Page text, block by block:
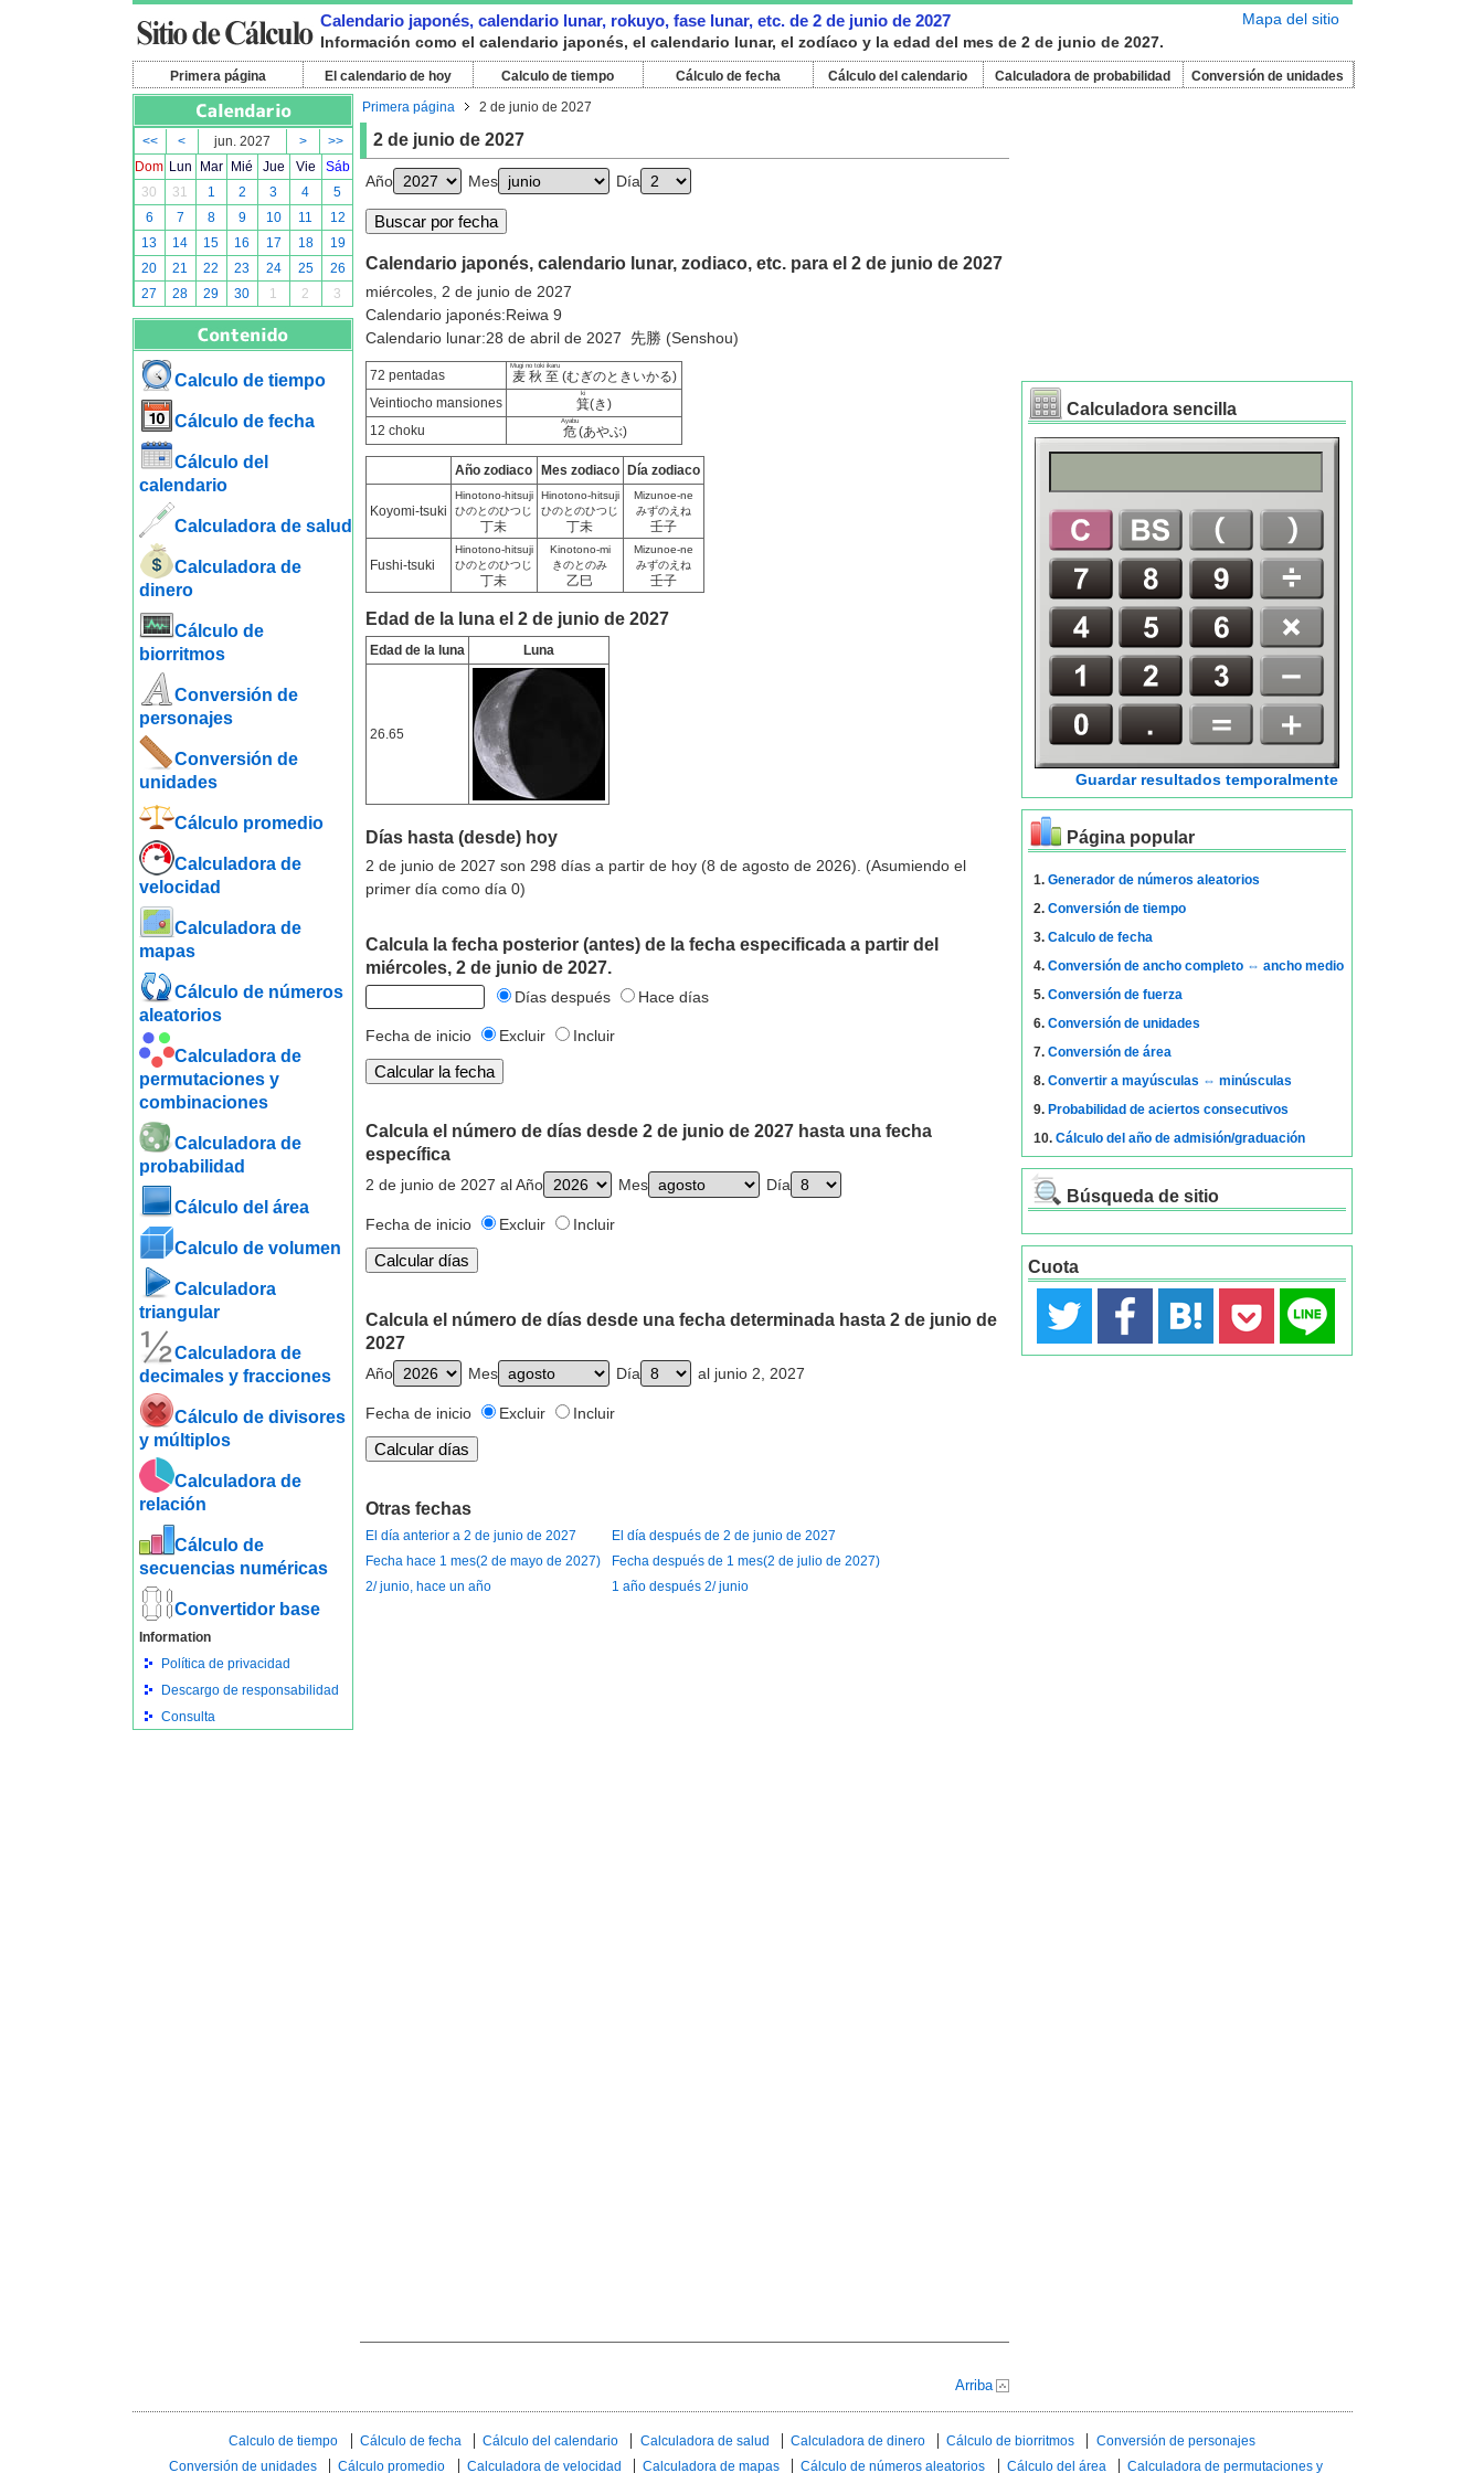
Mapa del sitio
Calendario japonés, calendario lunar, rokuyo, fase lunar, etc. de 2 de junio de 2027
Información como el calendario japonés, el calendario lunar, el zodíaco y la edad del mes de 2 de junio de 2027.
Primera página El calendario de hoy Calculo de tiempo Cálculo de fecha Cálculo del calendario Calculadora de probabilidad Conversión de unidades
<< < jun. 2027 >
>>
Dom Lun Mar Mié Jue Vie
Sáb
30
31 1 2 3 4
5
6
7 8 9 10 11
12
13
14 15 16 17 18
19
20
21 22 23 24 25
26
27
28 29 30 1 2 3
Calculo de tiempo
Cálculo de fecha
Cálculo del
calendario
Calculadora de salud
Calculadora de
dinero
Cálculo de
biorritmos
Conversión de
personajes
Conversión de
unidades
Cálculo promedio
Calculadora de
velocidad
Calculadora de
mapas
Cálculo de números
aleatorios
Calculadora de
permutaciones y
combinaciones
Calculadora de
probabilidad
Cálculo del área
Calculo de volumen
Calculadora
triangular
Calculadora de
decimales y fracciones
Cálculo de divisores
y múltiplos
Calculadora de
relación
Cálculo de
secuencias numéricas
Convertidor base
Information
Política de privacidad
Descargo de responsabilidad
Consulta
Primera página 2 de junio de 2027
2 de junio de 2027
Año Mes Día
Calendario japonés, calendario lunar, zodiaco, etc. para el 2 de junio de 2027
miércoles, 2 de junio de 2027
Calendario japonés:Reiwa 9
Calendario lunar:28 de abril de 2027 先勝 (Senshou)
72 pentadas 麦秋至
Mugi no toki ikaru
(むぎのときいかる)
Veintiocho mansiones
箕
ki
(き)
12 choku
危
Ayabu
(あやぶ)
Año zodiaco Mes zodiaco Día zodiaco
Koyomi-tsuki
Hinotono-hitsuji
ひのとのひつじ
丁未
Hinotono-hitsuji
ひのとのひつじ
丁未
Mizunoe-ne
みずのえね
壬子
Fushi-tsuki
Hinotono-hitsuji
ひのとのひつじ
丁未
Kinotono-mi
きのとのみ
乙巳
Mizunoe-ne
みずのえね
壬子
Edad de la luna el 2 de junio de 2027
Edad de la luna Luna
26.65
Días hasta (desde) hoy
2 de junio de 2027 son 298 días a partir de hoy (8 de agosto de 2026). (Asumiendo el
primer día como día 0)
Calcula la fecha posterior (antes) de la fecha especificada a partir del
miércoles, 2 de junio de 2027.
Días después Hace días
Fecha de inicio Excluir Incluir
Calcula el número de días desde 2 de junio de 2027 hasta una fecha
específica
2 de junio de 2027 al Año Mes Día
Fecha de inicio Excluir Incluir
Calcula el número de días desde una fecha determinada hasta 2 de junio de
2027
Año Mes Día al junio 2, 2027
Fecha de inicio Excluir Incluir
Otras fechas
El día anterior a 2 de junio de 2027
El día después de 2 de junio de 2027
Fecha hace 1 mes(2 de mayo de 2027)
Fecha después de 1 mes(2 de julio de 2027)
2/ junio, hace un año
1 año después 2/ junio
Arriba
Calculadora sencilla
Guardar resultados temporalmente
Página popular
1. Generador de números aleatorios
2. Conversión de tiempo
3. Calculo de fecha
4. Conversión de ancho completo ⇔ ancho medio
5. Conversión de fuerza
6. Conversión de unidades
7. Conversión de área
8. Convertir a mayúsculas ⇔ minúsculas
9. Probabilidad de aciertos consecutivos
10. Cálculo del año de admisión/graduación
Búsqueda de sitio
Cuota
Calculo de tiempo Cálculo de fecha Cálculo del calendario Calculadora de salud Calculadora de dinero Cálculo de biorritmos
Conversión de personajes
Conversión de unidades
Cálculo promedio Calculadora de velocidad Calculadora de mapas Cálculo de números aleatorios Cálculo del área Calculadora de permutaciones y